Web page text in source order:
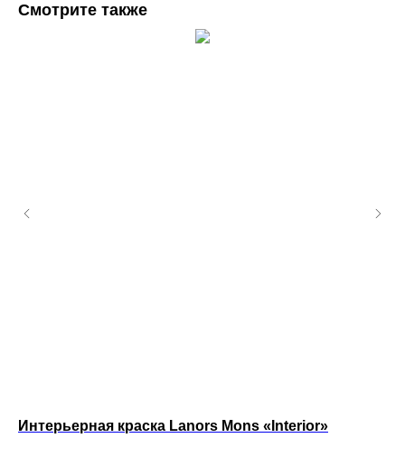
Смотрите также
Интерьерная краска Lanors Mons «Interior»